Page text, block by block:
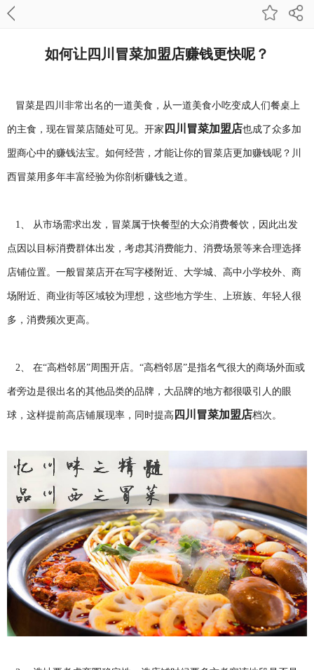
如何让四川冒菜加盟店赚钱更快呢？
冒菜是四川非常出名的一道美食，从一道美食小吃变成人们餐桌上
的主食，现在冒菜店随处可见。开家 四川冒菜加盟店也成了众多加
盟商心中的赚钱法宝。如何经营，才能让你的冒菜店更加赚钱呢？川
西冒菜用多年丰富经验为你剖析赚钱之道。
1、 从市场需求出发，冒菜属于快餐型的大众消费餐饮，因此出发
点因以目标消费群体出发，考虑其消费能力、消费场景等来合理选择
店铺位置。一般冒菜店开在写字楼附近、大学城、高中小学校外、商
场附近、商业街等区域较为理想，这些地方学生、上班族、年轻人很
多，消费频次更高。
2、 在“高档邻居”周围开店。“高档邻居”是指名气很大的商场外面或
者旁边是很出名的其他品类的品牌，大品牌的地方都很吸引人的眼
球，这样提前高店铺展现率，同时提高 四川冒菜加盟店档次。